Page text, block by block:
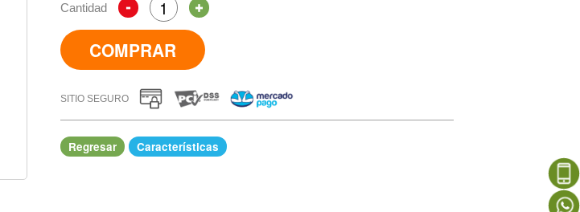
Cantidad
COMPRAR
SITIO SEGURO
Regresar Características